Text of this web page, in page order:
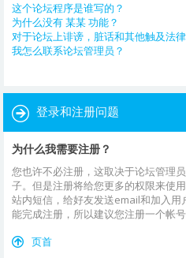
这个论坛程序是谁写的？
为什么没有 某某 功能？
对于论坛上诽谤，脏话和其他触及法
我怎么联系论坛管理员？
登录和注册问题
为什么我需要注册？
您也许不必注册，这取决于论坛管理
子。但是注册将给您更多的权限来使
站内短信，给好友发送email和加入
能完成注册，所以建议您注册一个帐号
页首